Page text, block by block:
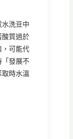
洗豆中
質過於
可能代
發展不
取時水溫